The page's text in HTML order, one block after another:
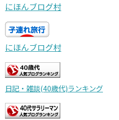
にほんブログ村
にほんブログ村
日記・雑談(40歳代)ランキング